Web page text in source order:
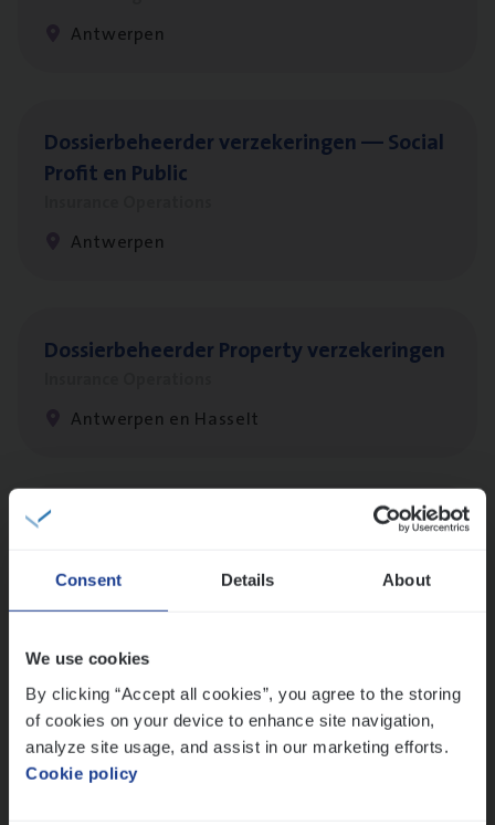
Consent Details About
We use cookies
By clicking “Accept all cookies”, you agree to the storing
of cookies on your device to enhance site navigation,
analyze site usage, and assist in our marketing efforts.
Cookie policy
Antwerpen
Dos­sier­be­heer­der ver­ze­ke­rin­gen — Soci­al
Pro­fit en Public
Antwerpen
Dos­sier­be­heer­der Pro­per­ty verzekeringen
Antwerpen en Hasselt
Dos­sier­be­heer­der Onder­ne­min­gen Van­b­
Insurance Operations
Dos­sier­be­heer­der Gewaar­borgd Inkomen
Insurance Operations